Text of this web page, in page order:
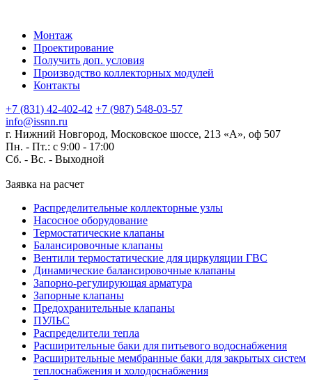
Монтаж
Проектирование
Получить доп. условия
Производство коллекторных модулей
Контакты
+7 (831) 42-402-42 +7 (987) 548-03-57
info@issnn.ru
г. Нижний Новгород, Московское шоссе, 213 «А», оф 507
Пн. - Пт.: с 9:00 - 17:00
Сб. - Вс. - Выходной
Заявка на расчет
Распределительные коллекторные узлы
Насосное оборудование
Термостатические клапаны
Балансировочные клапаны
Вентили термостатические для циркуляции ГВС
Динамические балансировочные клапаны
Запорно-регулирующая арматура
Запорные клапаны
Предохранительные клапаны
ПУЛЬС
Распределители тепла
Расширительные баки для питьевого водоснабжения
Расширительные мембранные баки для закрытых систем
теплоснабжения и холодоснабжения